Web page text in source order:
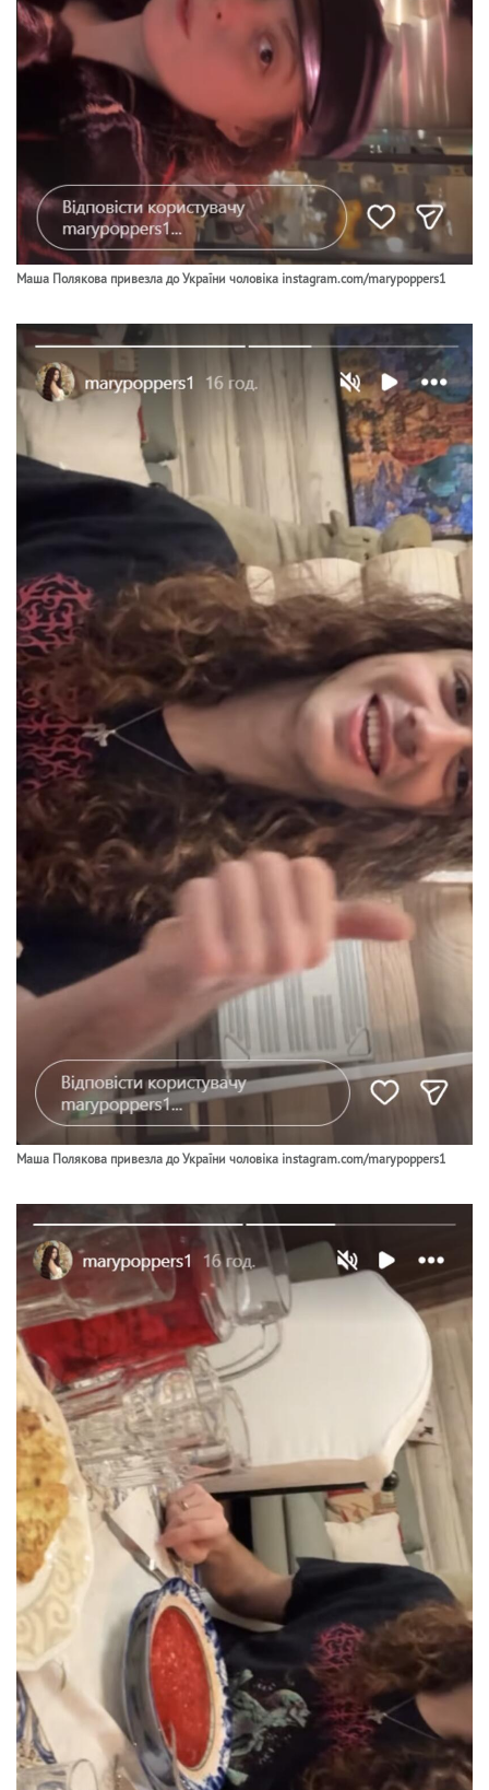
Маша Полякова привезла до України чоловіка instagram.com/marypoppers1
Маша Полякова привезла до України чоловіка instagram.com/marypoppers1